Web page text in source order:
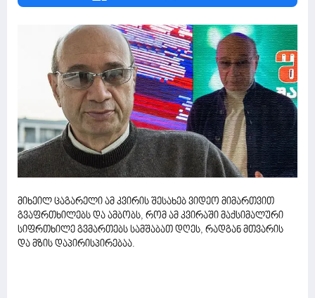
მიხეილ ცაგარელი ამ კვირის შესახებ ვიდეო მიმართვით
გვაფრთხილებს და ამბობს, რომ ამ კვირაში მაქსიმალური
სიფრთხილე გვმართებს სამშაბათ დღეს, რადგან მთვარის
და მზის დაპირისპირებაა.